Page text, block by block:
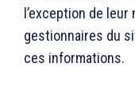
l’exception de leur
gestionnaires du
ces informations.